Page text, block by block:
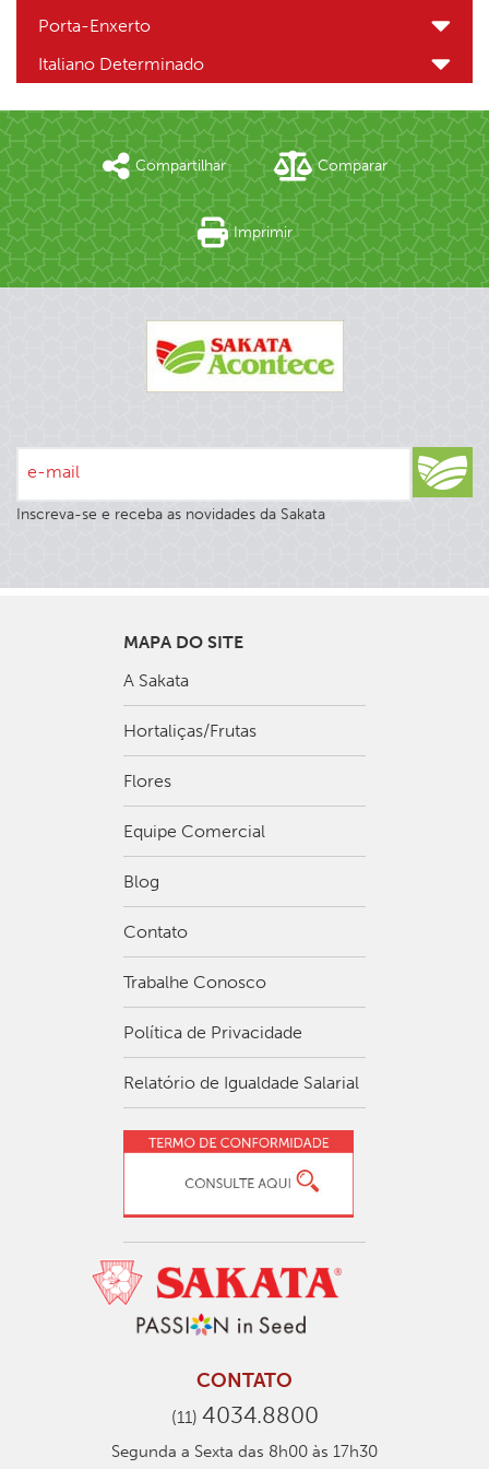
Porta-Enxerto
Italiano Determinado
Compartilhar Comparar
Imprimir
e-mail
Inscreva-se e receba as novidades da Sakata
MAPA DO SITE
A Sakata
Hortaliças/Frutas
Flores
Equipe Comercial
Blog
Contato
Trabalhe Conosco
Política de Privacidade
Relatório de Igualdade Salarial
CONTATO
(11) 4034.8800
Segunda a Sexta das 8h00 às 17h30